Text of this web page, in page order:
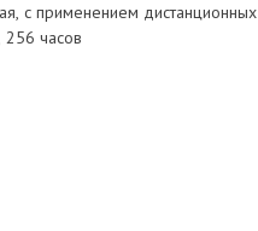
с применением дистанционных
256 часов